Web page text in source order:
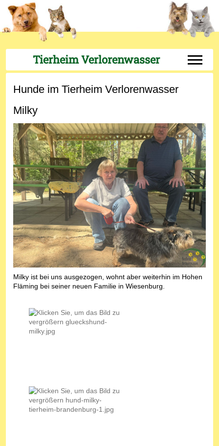
Tierheim Verlorenwasser Off-
Hunde im Tierheim Verlorenwasser
Milky
Milky ist bei uns ausgezogen, wohnt aber weiterhin im Hohen
Fläming bei seiner neuen Familie in Wiesenburg.